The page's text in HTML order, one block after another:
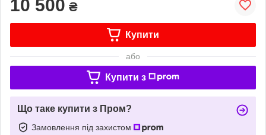
10 500 ₴
Купити
або
Купити з
Що таке купити з Пром?
Замовлення під захистом